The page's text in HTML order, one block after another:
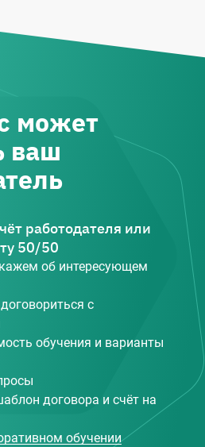
может
ваш
работодателя или
50/50
об интересующем
с
обучения и варианты
договора и счёт на
обучении